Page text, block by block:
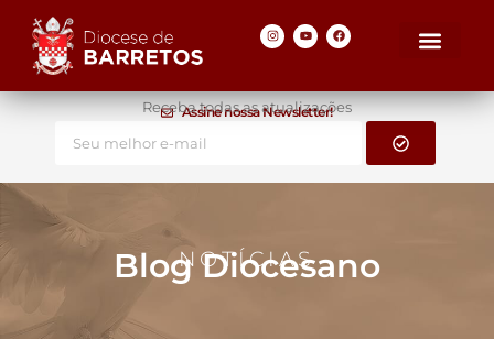
Assine nossa Newsletter!
Receba todas as atualizações
NOTÍCIAS
Blog Diocesano